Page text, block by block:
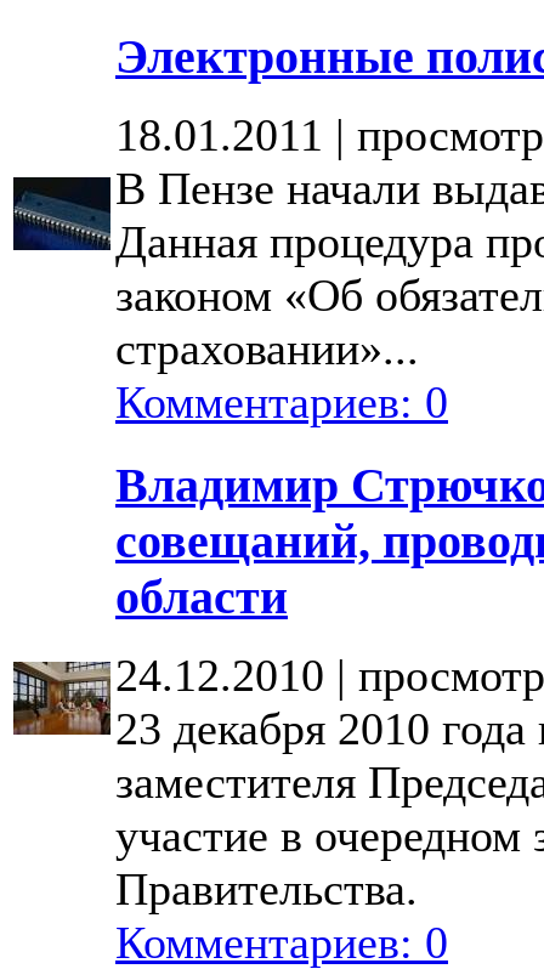
Электронные
18.01.2011 |
В Пензе начали
Данная процедура
законом «Об
страховании»...
Комментариев: 0
Владимир
совещаний,
области
24.12.2010 |
23 декабря 2010
заместителя
участие в очередном
Правительства.
Комментариев: 0